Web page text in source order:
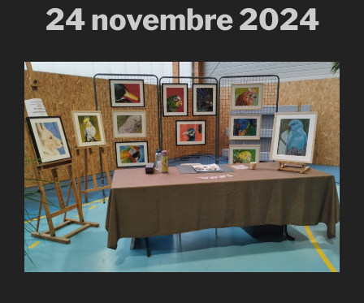
24 novembre 2024